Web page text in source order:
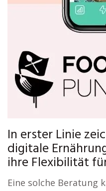
In erster Linie
digitale
ihre Flexibilität
Eine solche Beratung